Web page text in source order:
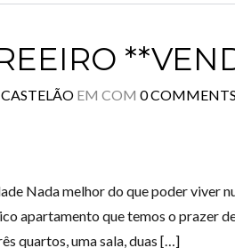
EM COM 0 COMMENTS
Nada melhor do que poder viver
apartamento que temos o prazer
quartos, uma sala, duas […]